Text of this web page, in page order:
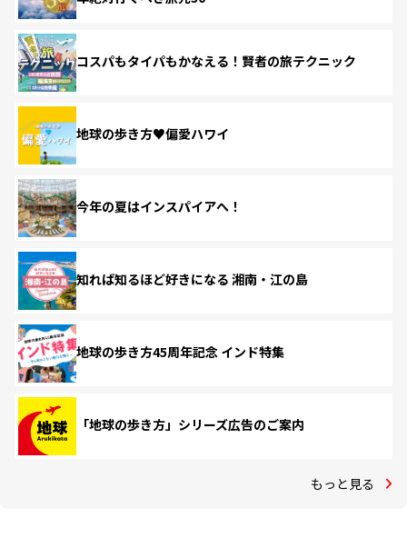
コスパもタイパもかなえる！賢者の旅テクニック
地球の歩き方♥偏愛ハワイ
今年の夏はインスパイアへ！
知れば知るほど好きになる 湘南・江の島
地球の歩き方45周年記念 インド特集
「地球の歩き方」シリーズ広告のご案内
もっと見る